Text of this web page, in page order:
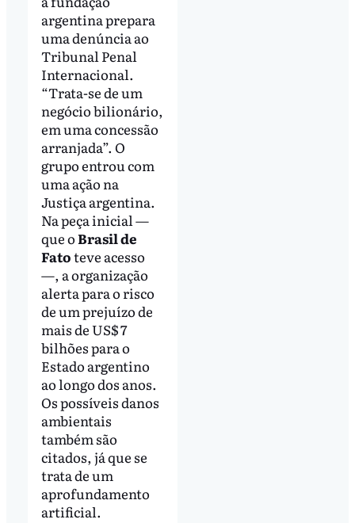
argentina prepara
uma denúncia ao
Tribunal Penal
Internacional.
“Trata-se de um
negócio bilionário,
em uma concessão
arranjada”. O
grupo entrou com
uma ação na
Justiça argentina.
Na peça inicial —
que oBrasil de
Fatoteve acesso
—, a organização
alerta para o risco
de um prejuízo de
mais de US$ 7
bilhões para o
Estado argentino
ao longo dos anos.
Os possíveis danos
ambientais
também são
citados, já que se
trata de um
aprofundamento
artificial.